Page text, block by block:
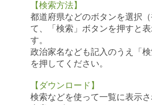
【検索方法】
都道府県などのボタンを選択
て、「検索」ボタンを押すと表
す。
政治家名なども記入のうえ「
を押してください。
【ダウンロード】
検索などを使って一覧に表示